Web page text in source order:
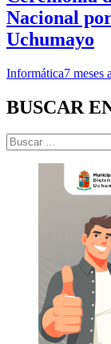
Nacional
Uchumayo
Informática7 meses
BUSCAR
Buscar: